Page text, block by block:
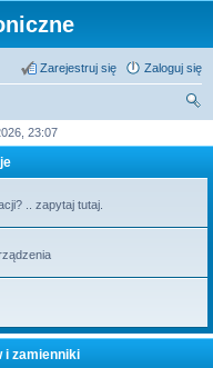
Zaloguj się
Zarejestruj się
23:07
.. zapytaj tutaj.
i zamienniki